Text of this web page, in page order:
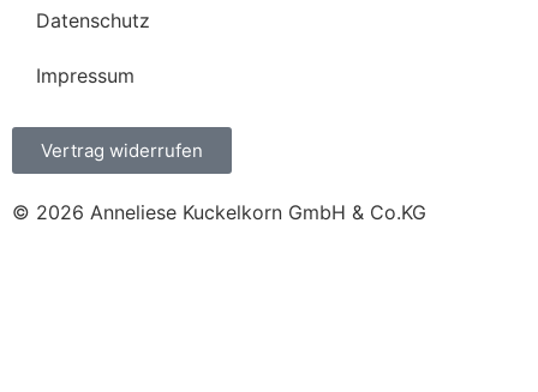
Datenschutz
Impressum
Vertrag widerrufen
© 2026 Anneliese Kuckelkorn GmbH & Co.KG